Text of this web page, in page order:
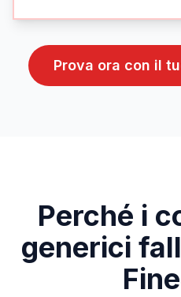
Prova ora con il
Perché i
generici